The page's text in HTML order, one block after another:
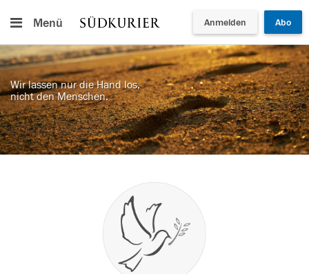
Menü Anmelden Abo
Wir lassen nur die Hand los,
nicht den Menschen.